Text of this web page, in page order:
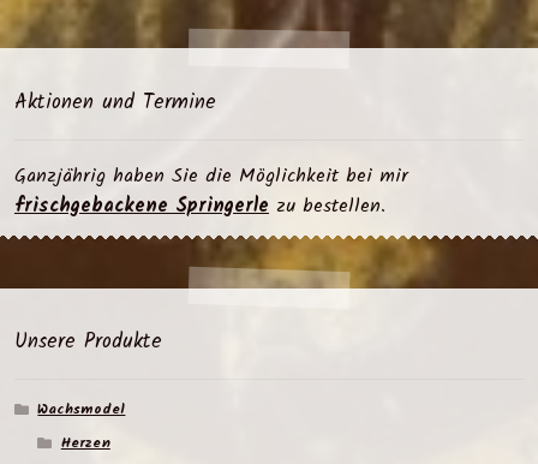
Aktionen und Termine
Ganzjährig haben Sie die Möglichkeit bei mir
frischgebackene Springerlezu bestellen.
Unsere Produkte
Wachsmodel
Herzen